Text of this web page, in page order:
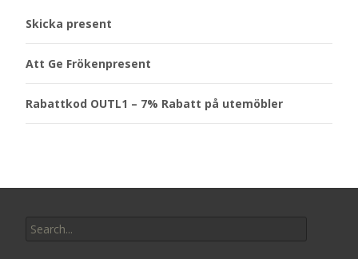
Skicka present
Att Ge Frökenpresent
Rabattkod OUTL1 – 7% Rabatt på utemöbler
for: